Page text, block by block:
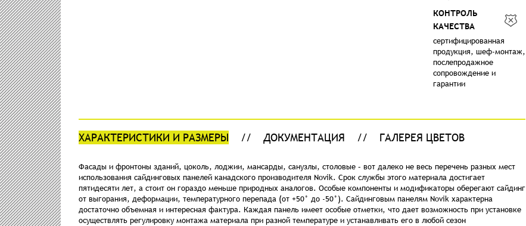
КОНТРОЛЬ
КАЧЕСТВА
сертифицированная
продукция, шеф-монтаж,
послепродажное
сопровождение и
гарантии
ХАРАКТЕРИСТИКИ И РАЗМЕРЫ ДОКУМЕНТАЦИЯ ГАЛЕРЕЯ ЦВЕТОВ
Фасады и фронтоны зданий, цоколь, лоджии, мансарды, санузлы, столовые – вот далеко не весь перечень разных мест
использования сайдинговых панелей канадского производителя Novik. Срок службы этого материала достигает
пятидесяти лет, а стоит он гораздо меньше природных аналогов. Особые компоненты и модификаторы оберегают сайдинг
от выгорания, деформации, температурного перепада (от +50° до -50°). Сайдинговым панелям Novik характерна
достаточно объемная и интересная фактура. Каждая панель имеет особые отметки, что дает возможность при установке
осуществлять регулировку монтажа материала при разной температуре и устанавливать его в любой сезон